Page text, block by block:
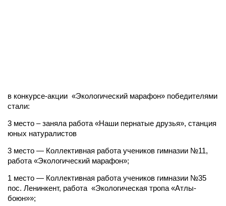
в конкурсе-акции «Экологический марафон» победителями
стали:
3 место – заняла работа «Наши пернатые друзья», станция
юных натуралистов
3 место — Коллективная работа учеников гимназии №11,
работа «Экологический марафон»;
1 место — Коллективная работа учеников гимназии №35
пос. Ленинкент, работа «Экологическая тропа «Атлы-
боюн»»;